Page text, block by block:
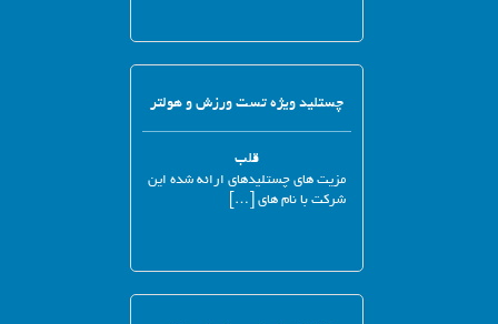
چستلید ویژه تست ورزش و هولتر
قلب
مزیت های چستلیدهای ارائه شده این
شرکت با نام های […]